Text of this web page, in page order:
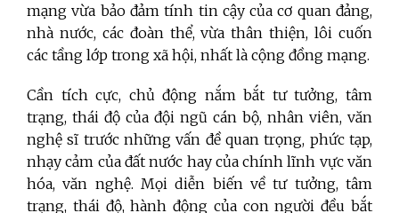
mạng vừa bảo đảm tính tin cậy của cơ quan đảng,
nhà nước, các đoàn thể, vừa thân thiện, lôi cuốn
các tầng lớp trong xã hội, nhất là cộng đồng mạng.
Cần tích cực, chủ động nắm bắt tư tưởng, tâm
trạng, thái độ của đội ngũ cán bộ, nhân viên, văn
nghệ sĩ trước những vấn đề quan trọng, phức tạp,
nhạy cảm của đất nước hay của chính lĩnh vực văn
hóa, văn nghệ. Mọi diễn biến về tư tưởng, tâm
trạng, thái độ, hành động của con người đều bắt